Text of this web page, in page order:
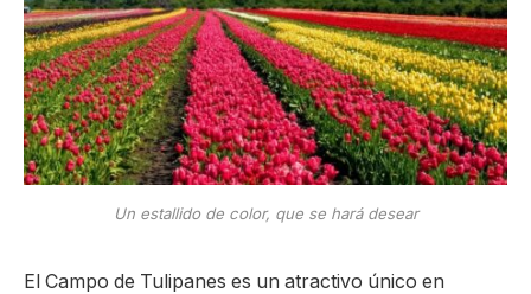
Un estallido de color, que se hará desear
El Campo de Tulipanes es un atractivo único en